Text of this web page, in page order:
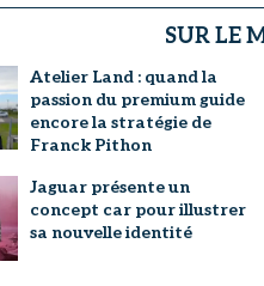
SUR LE
Atelier Land : quand la
passion du premium guide
encore la stratégie de
Franck Pithon
Jaguar présente un
concept car pour illustrer
sa nouvelle identité